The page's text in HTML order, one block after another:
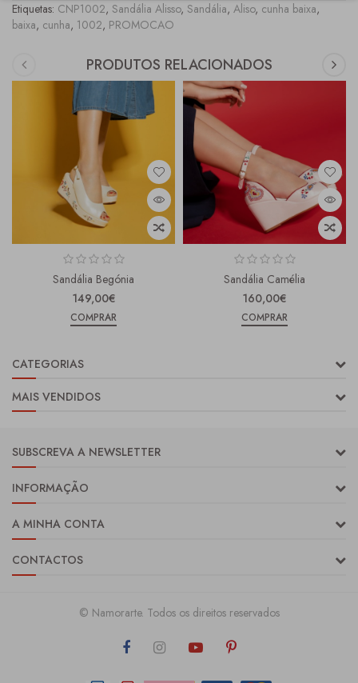
Etiquetas: CNP1002, Sandália Alisso, Sandália, Aliso, cunha baixa,
baixa, cunha, 1002, PROMOCAO
PRODUTOS RELACIONADOS
Sandália Begónia
149,00€
COMPRAR
Sandália Camélia
160,00€
COMPRAR
CATEGORIAS
MAIS VENDIDOS
SUBSCREVA A NEWSLETTER
INFORMAÇÃO
A MINHA CONTA
CONTACTOS
© Namorarte. Todos os direitos reservados